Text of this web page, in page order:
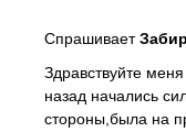
Спрашивает
Здравствуйте
назад начались
стороны,была на